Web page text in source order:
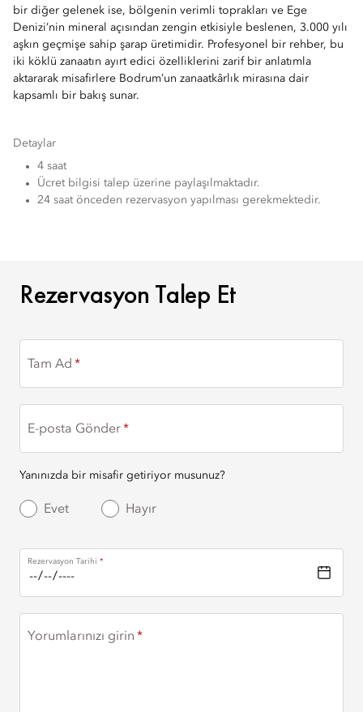
bir diğer gelenek ise, bölgenin verimli toprakları ve Ege
Denizi’nin mineral açısından zengin etkisiyle beslenen, 3.000 yılı
aşkın geçmişe sahip şarap üretimidir. Profesyonel bir rehber, bu
iki köklü zanaatın ayırt edici özelliklerini zarif bir anlatımla
aktararak misafirlere Bodrum’un zanaatkârlık mirasına dair
kapsamlı bir bakış sunar.
Detaylar
4 saat
Ücret bilgisi talep üzerine paylaşılmaktadır.
24 saat önceden rezervasyon yapılması gerekmektedir.
REZERVASYON TALEP ET
Rezervasyon Talep Et
Tam Ad
E-posta Gönder
Yanınızda bir misafir getiriyor musunuz?
Evet Hayır
Rezervasyon Tarihi
Yorumlarınızı girin